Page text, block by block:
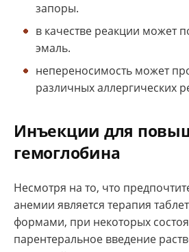
запоры.
в качестве реакции может
эмаль.
непереносимость может
различных аллергических
Инъекции для
гемоглобина
Несмотря на то, что
анемии является терапия
формами, при некоторых
парентеральное введение